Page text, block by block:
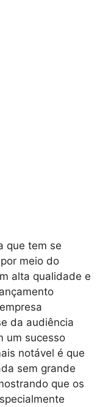
que tem se
meio do
alta qualidade e
da audiência
um sucesso
notável é que
sem grande
que os